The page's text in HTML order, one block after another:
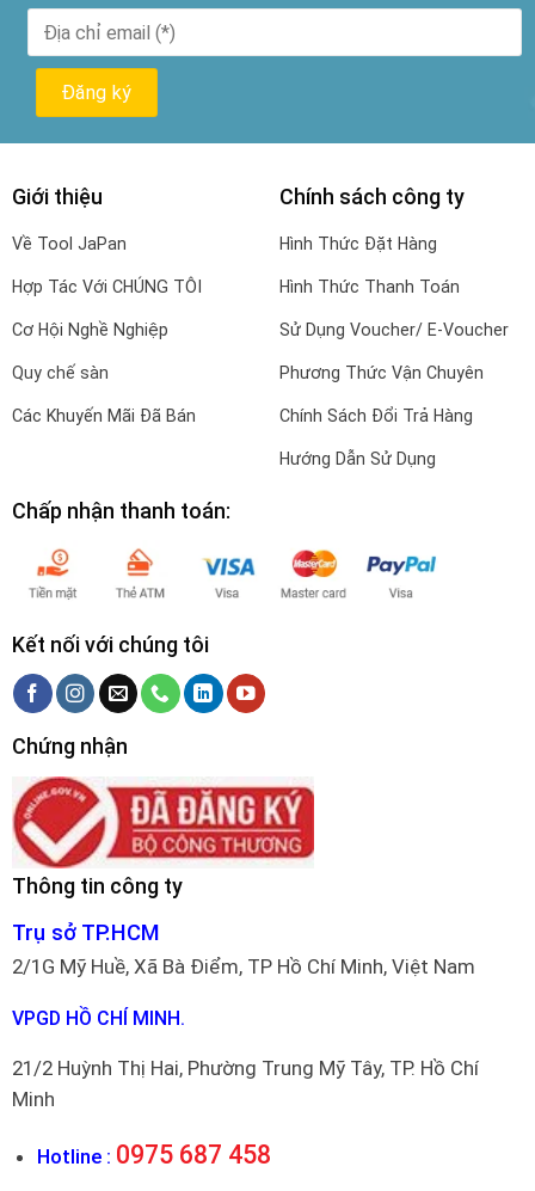
Giới thiệu
Về Tool JaPan
Hợp Tác Với CHÚNG TÔI
Cơ Hội Nghề Nghiệp
Quy chế sàn
Các Khuyến Mãi Đã Bán
Chính sách công ty
Hình Thức Đặt Hàng
Hình Thức Thanh Toán
Sử Dụng Voucher/ E-Voucher
Phương Thức Vận Chuyên
Chính Sách Đổi Trả Hàng
Hướng Dẫn Sử Dụng
Chấp nhận thanh toán:
Kết nối với chúng tôi
Chứng nhận
Thông tin công ty
Trụ sở TP.HCM
2/1G Mỹ Huề, Xã Bà Điểm, TP Hồ Chí Minh, Việt Nam
VPGD HỒ CHÍ MINH.
21/2 Huỳnh Thị Hai, Phường Trung Mỹ Tây, TP. Hồ Chí
Minh
Hotline : 0975 687 458